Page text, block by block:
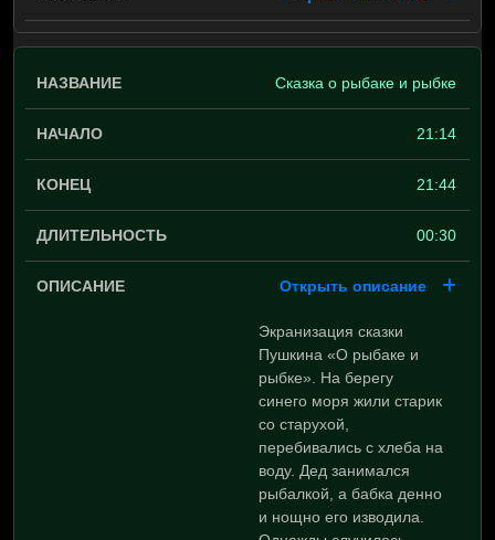
Сказка о рыбаке и рыбке
21:14
21:44
00:30
Открыть описание
Экранизация сказки
Пушкина «О рыбаке и
рыбке». На берегу
синего моря жили старик
со старухой,
перебивались с хлеба на
воду. Дед занимался
рыбалкой, а бабка денно
и нощно его изводила.